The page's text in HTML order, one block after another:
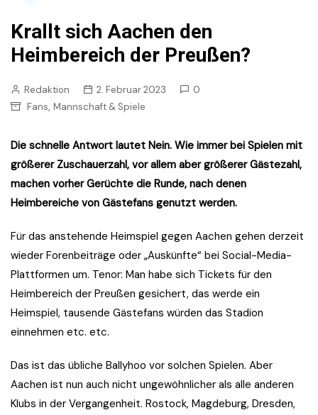
Krallt sich Aachen den
Heimbereich der Preußen?
Redaktion 2. Februar 2023
0
Fans, Mannschaft & Spiele
Die schnelle Antwort lautet Nein. Wie immer bei Spielen mit
größerer Zuschauerzahl, vor allem aber größerer Gästezahl,
machen vorher Gerüchte die Runde, nach denen
Heimbereiche von Gästefans genutzt werden.
Für das anstehende Heimspiel gegen Aachen gehen derzeit
wieder Forenbeiträge oder „Auskünfte“ bei Social-Media-
Plattformen um. Tenor: Man habe sich Tickets für den
Heimbereich der Preußen gesichert, das werde ein
Heimspiel, tausende Gästefans würden das Stadion
einnehmen etc. etc.
Das ist das übliche Ballyhoo vor solchen Spielen. Aber
Aachen ist nun auch nicht ungewöhnlicher als alle anderen
Klubs in der Vergangenheit. Rostock, Magdeburg, Dresden,